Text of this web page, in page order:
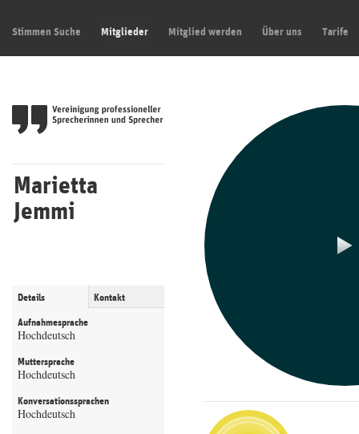
Stimmen Suche Mitglieder Mitglied werden Über uns Tarife
Marietta
Jemmi
Details Kontakt
Aufnahmesprache
Hochdeutsch
Muttersprache
Hochdeutsch
Konversationssprachen
Hochdeutsch